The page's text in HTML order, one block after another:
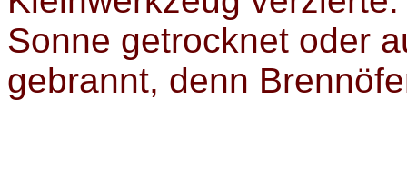
Sonne getrocknet oder
gebrannt, denn